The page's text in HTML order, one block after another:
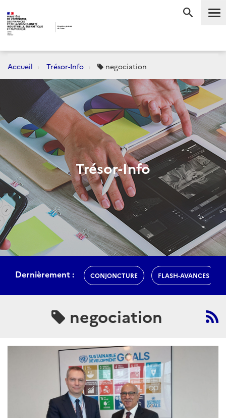
Accueil Trésor-Info negociation
Trésor-Info
Dernièrement : CONJONCTURE FLASH-AVANCES
negociation